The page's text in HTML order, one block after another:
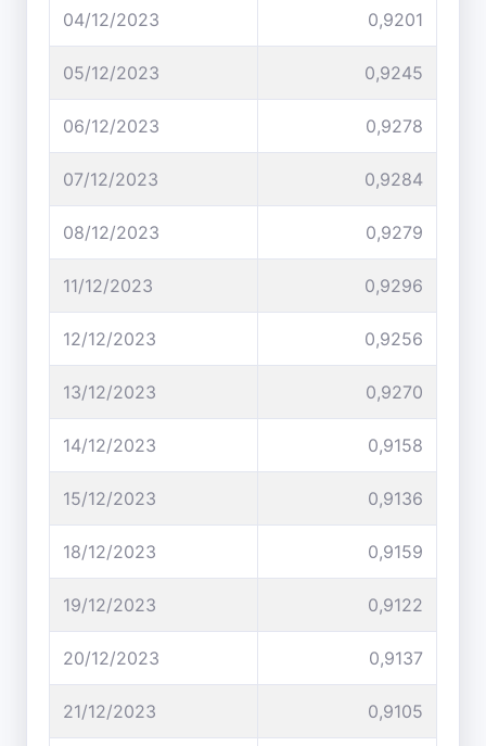
04/12/2023 0,9201
05/12/2023 0,9245
06/12/2023 0,9278
07/12/2023 0,9284
08/12/2023 0,9279
11/12/2023 0,9296
12/12/2023 0,9256
13/12/2023 0,9270
14/12/2023 0,9158
15/12/2023 0,9136
18/12/2023 0,9159
19/12/2023 0,9122
20/12/2023 0,9137
21/12/2023 0,9105